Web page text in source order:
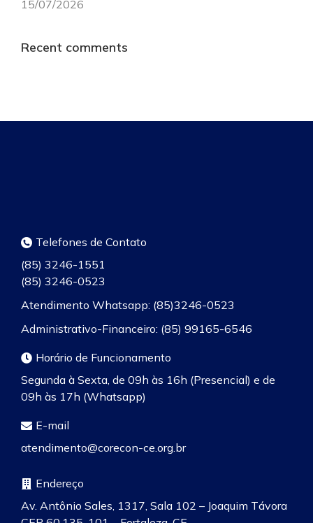
15/07/2026
Recent comments
Telefones de Contato
(85) 3246-1551
(85) 3246-0523
Atendimento Whatsapp: (85)3246-0523
Administrativo-Financeiro: (85) 99165-6546
Horário de Funcionamento
Segunda à Sexta, de 09h às 16h (Presencial) e de
09h às 17h (Whatsapp)
E-mail
atendimento@corecon-ce.org.br
Endereço
Av. Antônio Sales, 1317, Sala 102 – Joaquim Távora